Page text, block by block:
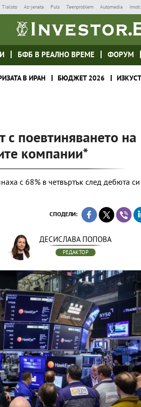
Tialoto Az-jenata Puls Teenproblem Automedia
БФБ В РЕАЛНО ВРЕМЕ ФОРУМ
В ИРАН БЮДЖЕТ 2026
с поевтиняването на
компании*
с 68% в четвъртък след дебюта
СПОДЕЛИ:
ДЕСИСЛАВА ПОПОВА
РЕДАКТОР